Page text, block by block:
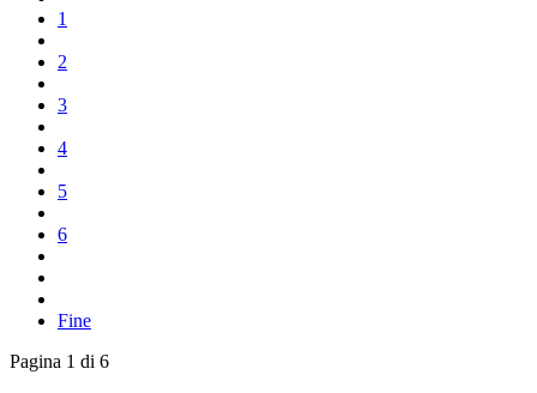
1
2
3
4
5
6
Fine
Pagina 1 di 6